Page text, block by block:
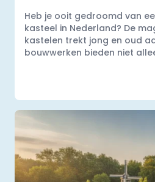
Heb je ooit gedroomd van
kasteel in Nederland? De
kastelen trekt jong en oud
bouwwerken bieden niet